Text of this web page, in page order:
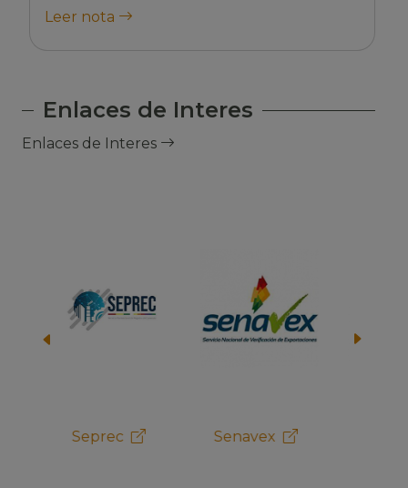
Leer nota
Enlaces de Interes
Enlaces de Interes
Senavex Senapi